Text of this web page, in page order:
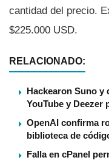
cantidad del precio.
$225.000 USD.
RELACIONADO:
Hackearon Suno y
YouTube y Deezer
OpenAI confirma
biblioteca de
Falla en cPanel